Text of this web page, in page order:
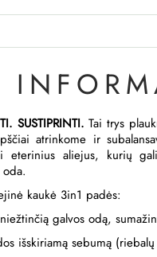
SUSTIPRINTI. Tai trys
atrinkome ir
eterinius aliejus, kurių
kaukė 3in1 padės:
galvos odą,
išskiriamą sebumą